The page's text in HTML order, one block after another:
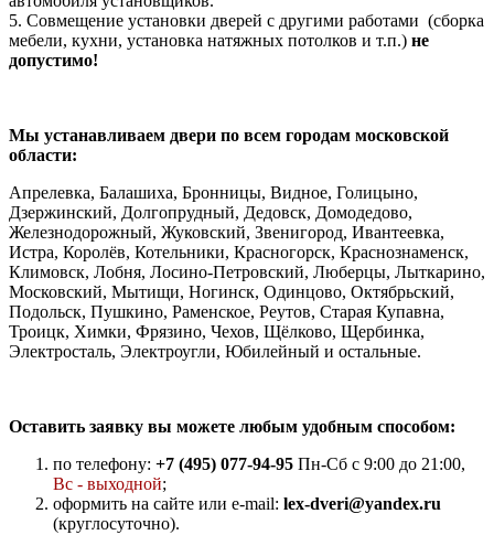
5. Совмещение установки дверей с другими работами (сборка
мебели, кухни, установка натяжных потолков и т.п.) не
допустимо!
Мы устанавливаем двери по всем городам московской
области:
Апрелевка, Балашиха, Бронницы, Видное, Голицыно,
Дзержинский, Долгопрудный, Дедовск, Домодедово,
Железнодорожный, Жуковский, Звенигород, Ивантеевка,
Истра, Королёв, Котельники, Красногорск, Краснознаменск,
Климовск, Лобня, Лосино-Петровский, Люберцы, Лыткарино,
Московский, Мытищи, Ногинск, Одинцово, Октябрьский,
Подольск, Пушкино, Раменское, Реутов, Старая Купавна,
Троицк, Химки, Фрязино, Чехов, Щёлково, Щербинка,
Электросталь, Электроугли, Юбилейный и остальные.
Оставить заявку вы можете любым удобным способом:
по телефону: +7 (495) 077-94-95 Пн-Сб с 9:00 до 21:00,
Вс - выходной;
оформить на сайте или e-mail: lex-dveri@yandex.ru
(круглосуточно).